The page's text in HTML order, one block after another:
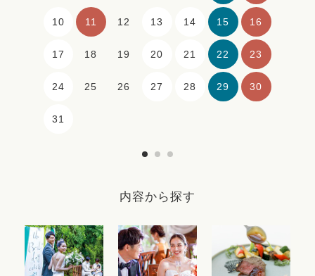
10 11 12 13 14 15 16
17 18 19 20 21 22 23
24 25 26 27 28 29 30
31
内容から探す